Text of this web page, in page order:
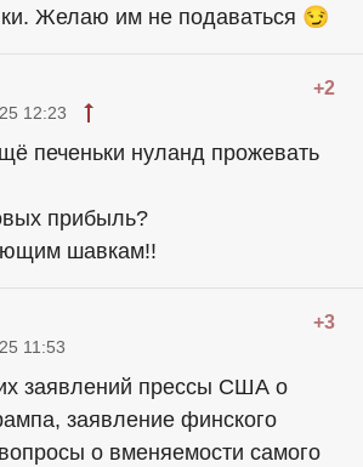
Желаю им не подаваться 😏
+2
12:23
печеньки нуланд прожевать
прибыль?
шавкам!!
+3
11:53
заявлений прессы США о
заявление финского
о вменяемости самого